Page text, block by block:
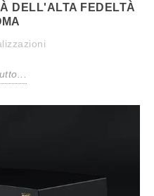
DELL'ALTA FEDELTÀ